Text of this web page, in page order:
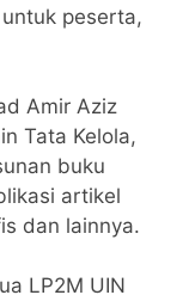
peserta,
Amir Aziz
Tata Kelola,
buku
artikel
dan lainnya.
LP2M UIN